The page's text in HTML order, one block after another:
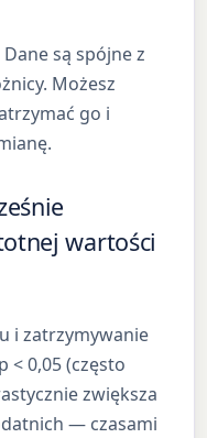
Dane są spójne z
Możesz
go i
wartości
i zatrzymywanie
< 0,05 (często
zwiększa
— czasami